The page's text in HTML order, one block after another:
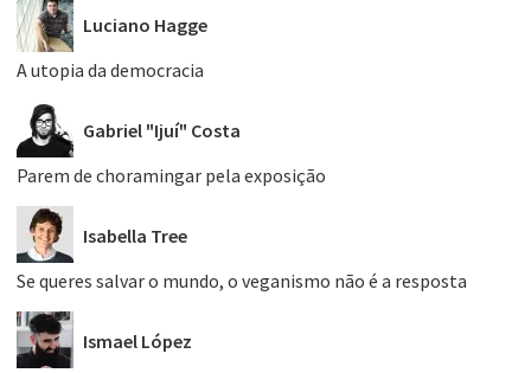
Luciano Hagge
A utopia da democracia
Gabriel "Ijuí" Costa
Parem de choramingar pela exposição
Isabella Tree
Se queres salvar o mundo, o veganismo não é a resposta
Ismael López